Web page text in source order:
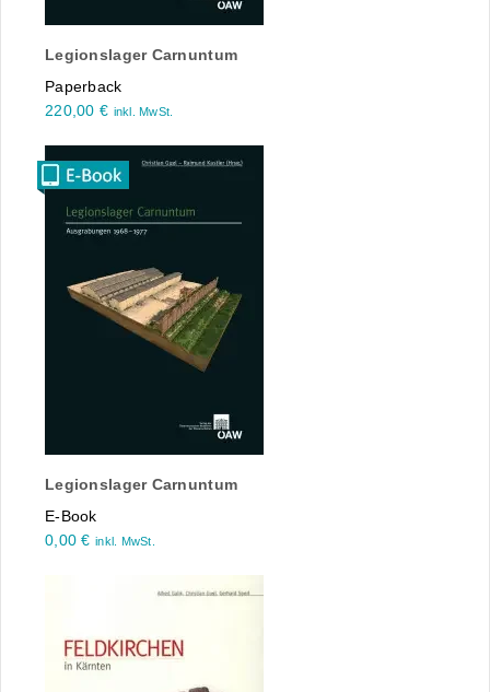
Legionslager Carnuntum
Paperback
220,00 € inkl. MwSt.
Legionslager Carnuntum
E-Book
0,00€ inkl. MwSt.